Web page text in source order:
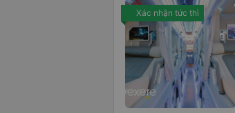
Xác nhận tức thì